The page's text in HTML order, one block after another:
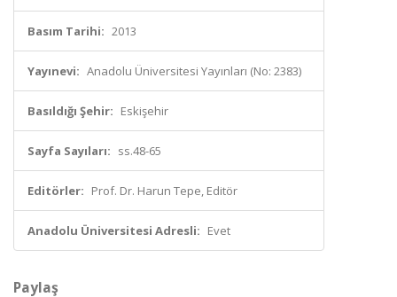
Basım Tarihi: 2013
Yayınevi: Anadolu Üniversitesi Yayınları (No: 2383)
Basıldığı Şehir: Eskişehir
Sayfa Sayıları: ss.48-65
Editörler: Prof. Dr. Harun Tepe, Editör
Anadolu Üniversitesi Adresli: Evet
Paylaş